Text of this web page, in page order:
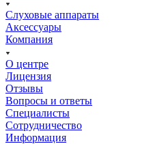
Слуховые аппараты
Аксессуары
Компания
О центре
Лицензия
Отзывы
Вопросы и ответы
Специалисты
Сотрудничество
Информация